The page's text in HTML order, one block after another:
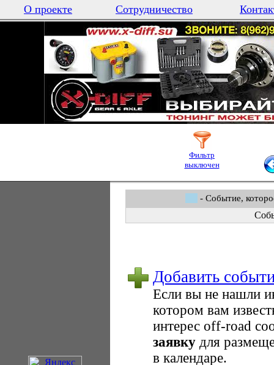
О проекте Сотрудничество
Фильтр
выключен
- Событие,
Добавить
Если вы не нашли
котором вам
интерес оff-road
заявку для
в календаре.